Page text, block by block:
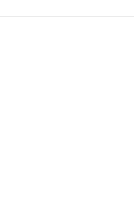
TRONG VÒNG 7 NGÀY